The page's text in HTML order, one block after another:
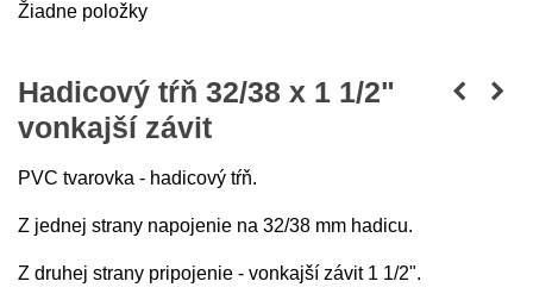
Žiadne položky
Hadicový tŕň 32/38 x 1 1/2"
vonkajší závit
PVC tvarovka - hadicový tŕň.
Z jednej strany napojenie na 32/38 mm hadicu.
Z druhej strany pripojenie - vonkajší závit 1 1/2".